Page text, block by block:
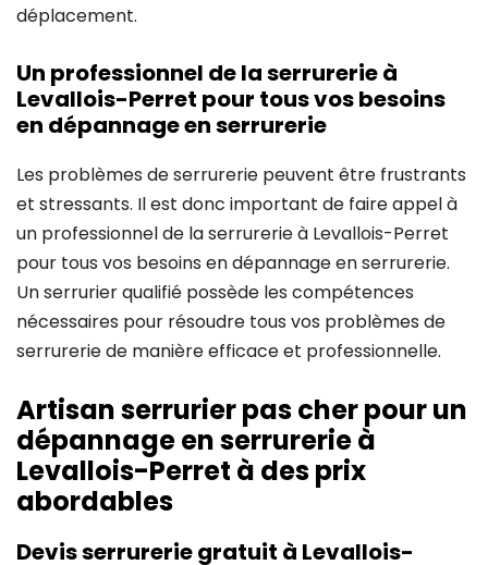
déplacement.
Un professionnel de la serrurerie à
Levallois-Perret pour tous vos besoins
en dépannage en serrurerie
Les problèmes de serrurerie peuvent être frustrants
et stressants. Il est donc important de faire appel à
un professionnel de la serrurerie à Levallois-Perret
pour tous vos besoins en dépannage en serrurerie.
Un serrurier qualifié possède les compétences
nécessaires pour résoudre tous vos problèmes de
serrurerie de manière efficace et professionnelle.
Artisan serrurier pas cher pour un
dépannage en serrurerie à
Levallois-Perret à des prix
abordables
Devis serrurerie gratuit à Levallois-